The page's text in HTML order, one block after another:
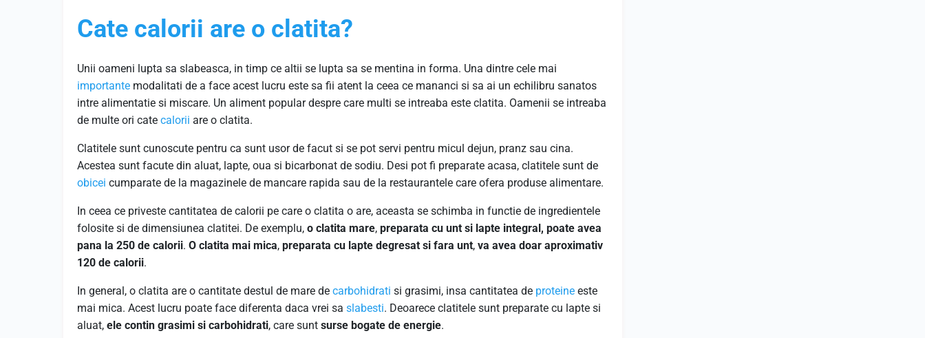
Cate calorii are o clatita?
Unii oameni lupta sa slabeasca, in timp ce altii se lupta sa se mentina in forma. Una dintre cele mai
importante modalitati de a face acest lucru este sa fii atent la ceea ce mananci si sa ai un echilibru sanatos
intre alimentatie si miscare. Un aliment popular despre care multi se intreaba este clatita. Oamenii se intreaba
de multe ori cate calorii are o clatita.
Clatitele sunt cunoscute pentru ca sunt usor de facut si se pot servi pentru micul dejun, pranz sau cina.
Acestea sunt facute din aluat, lapte, oua si bicarbonat de sodiu. Desi pot fi preparate acasa, clatitele sunt de
obicei cumparate de la magazinele de mancare rapida sau de la restaurantele care ofera produse alimentare.
In ceea ce priveste cantitatea de calorii pe care o clatita o are, aceasta se schimba in functie de ingredientele
folosite si de dimensiunea clatitei. De exemplu, o clatita mare, preparata cu unt si lapte integral, poate avea
pana la 250 de calorii. O clatita mai mica, preparata cu lapte degresat si fara unt, va avea doar aproximativ
120 de calorii.
In general, o clatita are o cantitate destul de mare de carbohidrati si grasimi, insa cantitatea de proteine este
mai mica. Acest lucru poate face diferenta daca vrei sa slabesti. Deoarece clatitele sunt preparate cu lapte si
aluat, ele contin grasimi si carbohidrati, care sunt surse bogate de energie.